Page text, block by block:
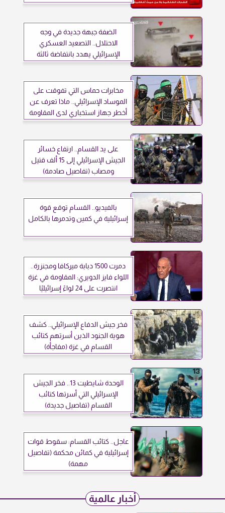
الضفة جبهة جديدة في وجه
الاحتلال.. التصعيد العسكري
الإسرائيلي يهدد بانتفاضة ثالثة
مخابرات حماس التي تفوقت على
الموساد الإسرائيلي.. ماذا تعرف عن
أخطر جهاز استخباري لدى المقاومة
على يد القسام.. ارتفاع خسائر
الجيش الإسرائيلي إلى 15 ألف قتيل
ومصاب (تفاصيل صادمة)
بالفيديو.. القسام توقع قوة
إسرائيلية في كمين وتدمرها بالكامل
دمرت 1500 دبابة ميركافا ومجنزرة..
اللواء فايز الدويري: المقاومة في غزة
انتصرت على 24 لواءً إسرائيليًا
فخر جيش الدفاع الإسرائيلي.. كشف
هوية الجنود الذين أسرتهم كتائب
القسام في غزة (مفاجأة)
الوحدة شايطيت 13.. فخر الجيش
الإسرائيلي التي أسرتها كتائب
القسام (تفاصيل جديدة)
عاجل.. كتائب القسام: سقوط قوات
إسرائيلية في كمائن محكمة (تفاصيل
مهمة)
أخبار عالمية